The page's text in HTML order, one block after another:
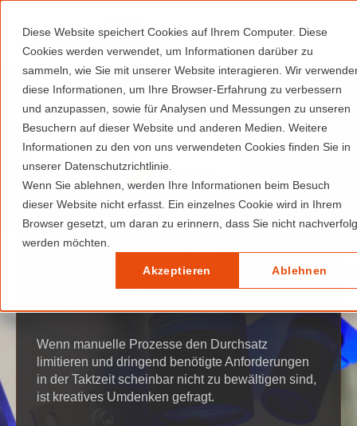
Diese Website speichert Cookies auf Ihrem Computer. Diese
Cookies werden verwendet, um Informationen darüber zu
sammeln, wie Sie mit unserer Website interagieren. Wir
diese Informationen, um Ihre Browser-Erfahrung zu verbessern
und anzupassen, sowie für Analysen und Messungen zu unseren
Besuchern auf dieser Website und anderen Medien. Weitere
Informationen zu den von uns verwendeten Cookies finden Sie in
unserer Datenschutzrichtlinie.
Wenn Sie ablehnen, werden Ihre Informationen beim Besuch
dieser Website nicht erfasst. Ein einzelnes Cookie wird in Ihrem
Browser gesetzt, um daran zu erinnern, dass Sie nicht
werden möchten.
Akzeptieren Ablehnen
Automatisierte Qualitätskontrolle
Fehlerfrei in
Rekordzeit.
Wenn manuelle Prozesse den Durchsatz
limitieren und dringend benötigte Anforderungen
in der Taktzeit scheinbar nicht zu bewältigen sind,
ist kreatives Umdenken gefragt.